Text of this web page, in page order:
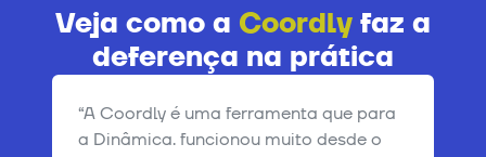
Veja como a Coordly faz a
deferença na prática
“A Coordly é uma ferramenta que para
a Dinâmica. funcionou muito desde o